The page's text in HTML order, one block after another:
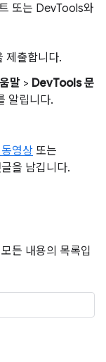
또는 DevTools와
제출합니다.
말 > DevTools 문
알립니다.
영상 또는
을 남깁니다.
든 내용의 목록입